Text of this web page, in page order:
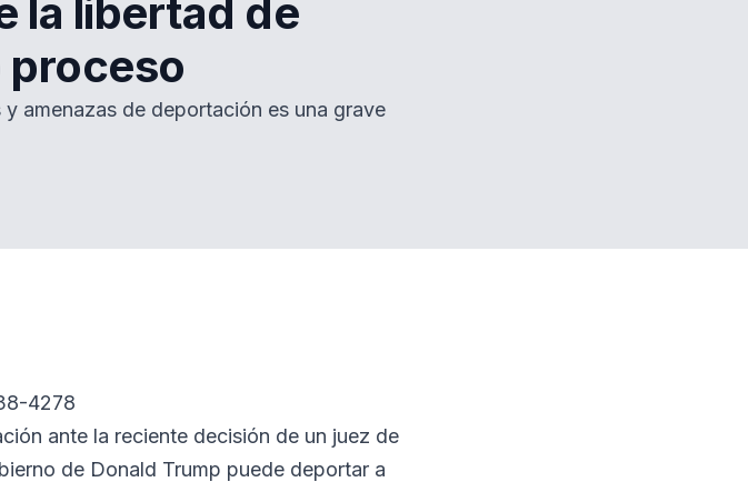
la libertad de
amenazas de deportación es una grave
4278
ante la reciente decisión de un juez de
de Donald Trump puede deportar a